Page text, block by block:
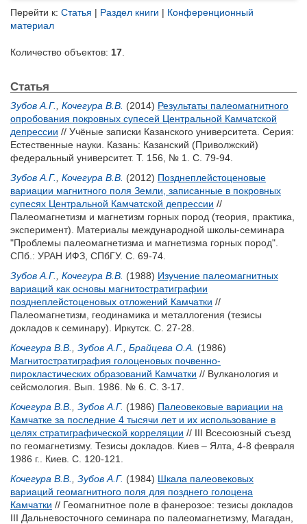
Перейти к: Статья | Раздел книги | Конференционный
материал
Количество объектов: 17
Статья
Зубов А.Г. Кочегура В.В. (2014) Результаты палеомагнитного
опробования покровных супесей Центральной Камчатской
депрессии // Учёные записки Казанского университета. Серия:
Естественные науки. Казань: Казанский (Приволжский)
федеральный университет. Т. 156, № 1. С. 79-94.
Зубов А.Г.
Кочегура В.В. (2012) Позднеплейстоценовые
вариации магнитного поля Земли, записанные в покровных
супесях Центральной Камчатской депрессии //
Палеомагнетизм и магнетизм горных пород (теория, практика,
эксперимент). Материалы международной школы-семинара
"Проблемы палеомагнетизма и магнетизма горных пород".
СПб.: УРАН ИФЗ, СПбГУ. С. 69-74.
Зубов А.Г.
Кочегура В.В. (1988) Изучение палеомагнитных
вариаций как основы магнитостратиграфии
позднеплейстоценовых отложений Камчатки //
Палеомагнетизм, геодинамика и металлогения (тезисы
докладов к семинару). Иркутск. С. 27-28.
Кочегура В.В.
Зубов А.Г. Брайцева О.А. (1986)
Магнитостратиграфия голоценовых почвенно-
пирокластических образований Камчатки // Вулканология и
сейсмология. Вып. 1986. № 6. С. 3-17.
Кочегура В.В.
Зубов А.Г. (1986) Палеовековые вариации на
Камчатке за последние 4 тысячи лет и их использование в
целях стратиграфической корреляции // III Всесоюзный съезд
по геомагнетизму. Тезисы докладов. Киев – Ялта, 4-8 февраля
1986 г.. Киев. С. 120-121.
Кочегура В.В.
Зубов А.Г. (1984) Шкала палеовековых
вариаций геомагнитного поля для позднего голоцена
Камчатки // Геомагнитное поле в фанерозое: тезисы докладов
III Дальневосточного семинара по палеомагнетизму, Магадан,